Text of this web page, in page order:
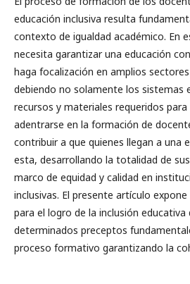
educación inclusiva resulta
contexto de igualdad académico. En
necesita garantizar una educación
haga focalización en amplios
debiendo no solamente los sistemas
recursos y materiales requeridos
adentrarse en la formación de
contribuir a que quienes llegan a una
esta, desarrollando la totalidad de
marco de equidad y calidad en
inclusivas. El presente artículo
para el logro de la inclusión educativa
determinados preceptos
proceso formativo garantizando la